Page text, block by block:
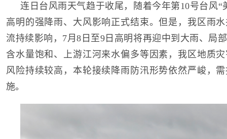
连日台风雨天气趋于收尾，随着今年第10号台风“
高明的强降雨、大风影响正式结束。但是，我区雨
流持续影响，7月8日至9日高明将再迎中到大雨、局
含水量饱和、上游江河来水偏多等因素，我区地质
风险持续较高，本轮接续降雨防汛形势依然严峻，
施。